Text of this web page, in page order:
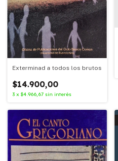
Exterminad a todos los brutos
$14.900,00
3 x $4.966,67 sin interés